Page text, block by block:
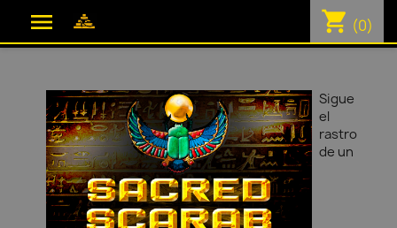
 shopping_cart (0)
Sigue
el
rastro
de un